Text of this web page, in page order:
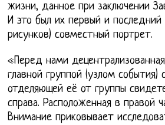
жизни, данное при заключении
И это был их первый и последний
рисунков) совместный портрет.
«Перед нами
главной группой (узлом события)
отделяющей её от группы
справа. Расположенная в правой
Внимание приковывает